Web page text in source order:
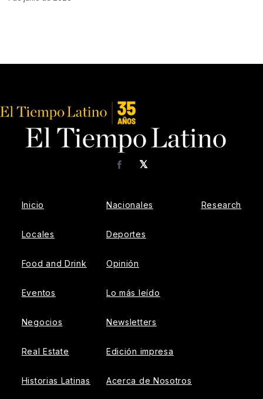
𝕏
Facebook
Inicio
Locales
Food and Drink
Eventos
Negocios
Real Estate
Historias Latinas
Nacionales
Deportes
Opinión
Lo más leído
Newsletters
Edición impresa
Acerca de Nosotros
Research